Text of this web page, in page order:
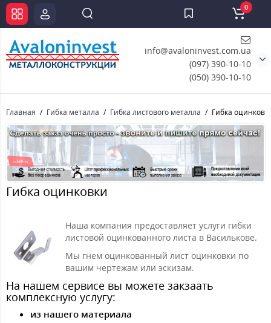
info@avaloninvest.com.ua
(097) 390-10-10
(050) 390-10-10
0
Главная Гибка металла Гибка листового металла Гибка
Гибка оцинковки
Наша компания предоставляет услуги гибки
листовой оцинкованного листа в Василькове.
Мы гнем оцинкованный лист оцинковки по
вашим чертежам или эскизам.
На нашем сервисе вы можете закзаать
комплексную услугу:
из нашего материала